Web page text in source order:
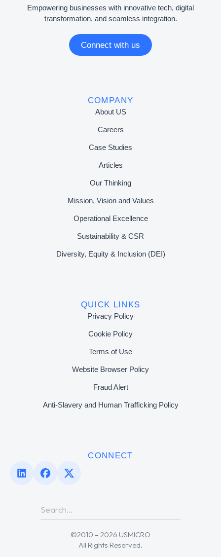
Empowering businesses with innovative tech, digital
transformation, and seamless integration.
Connect with us
COMPANY
About US
Careers
Case Studies
Articles
Our Thinking
Mission, Vision and Values
Operational Excellence
Sustainability & CSR
Diversity, Equity & Inclusion (DEI)
QUICK LINKS
Privacy Policy
Cookie Policy
Terms of Use
Website Browser Policy
Fraud Alert
Anti-Slavery and Human Trafficking Policy
CONNECT
©2010 – 2026 USMICRO
All Rights Reserved.